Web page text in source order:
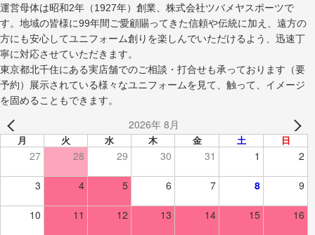
運営母体は昭和2年（1927年）創業、株式会社ツバメヤスポーツで
す。地域の皆様に99年間ご愛顧賜ってきた信頼や伝統に加え、遠方の
方にも安心してユニフォーム創りを楽しんでいただけるよう、迅速丁
寧に対応させていただきます。
東京都北千住にある実店舗でのご相談・打合せも承っております（要
予約）展示されている様々なユニフォームを見て、触って、イメージ
を固めることもできます。
2026年 8月
月 火 水 木 金 土 日
27 28 29 30 31 1 2
3 4 5 6 7 8 9
10 11 12 13 14 15 16